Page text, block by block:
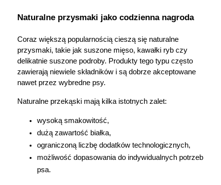
Naturalne przysmaki jako codzienna nagroda
Coraz większą popularnością cieszą się naturalne
przysmaki, takie jak suszone mięso, kawałki ryb czy
delikatnie suszone podroby. Produkty tego typu często
zawierają niewiele składników i są dobrze akceptowane
nawet przez wybredne psy.
Naturalne przekąski mają kilka istotnych zalet:
wysoką smakowitość,
dużą zawartość białka,
ograniczoną liczbę dodatków technologicznych,
możliwość dopasowania do indywidualnych potrzeb
psa.